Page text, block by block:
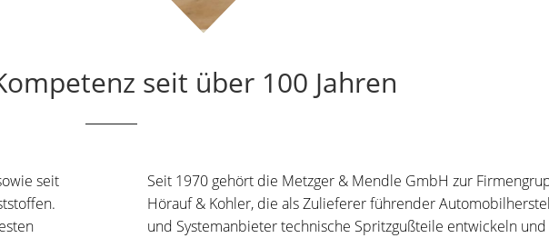
seit über 100 Jahren
seit
Seit 1970 gehört die Metzger & Mendle GmbH zur
Hörauf & Kohler, die als Zulieferer führender
und Systemanbieter technische Spritzgußteile entwickeln und